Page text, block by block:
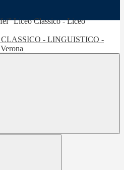
CLASSICO - LINGUISTICO -
Verona